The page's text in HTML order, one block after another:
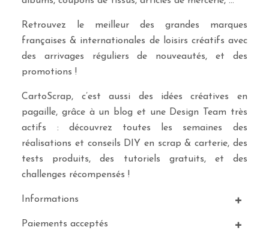
Retrouvez le meilleur des grandes marques
françaises & internationales de loisirs créatifs avec
des arrivages réguliers de nouveautés, et des
promotions !
CartoScrap, c’est aussi des idées créatives en
pagaille, grâce à un blog et une Design Team très
actifs : découvrez toutes les semaines des
réalisations et conseils DIY en scrap & carterie, des
tests produits, des tutoriels gratuits, et des
challenges récompensés !
Informations
Paiements acceptés